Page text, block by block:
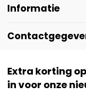
Informatie
Extra korting
in voor onze